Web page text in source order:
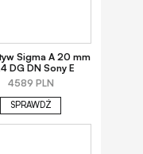
Sigma A 20 mm
DG DN Sony E
4589 PLN
SPRAWDŹ